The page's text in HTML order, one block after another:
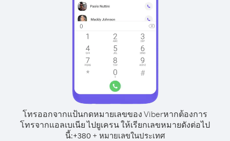
โทรออกจากแป้นกดหมายเลขของ Viberหากต้องการ
โทรจากแอลเบเนีย ไปยูเครน ให้เรียกเลขหมายดังต่อไป
นี้:+380+ หมายเลขในประเทศ